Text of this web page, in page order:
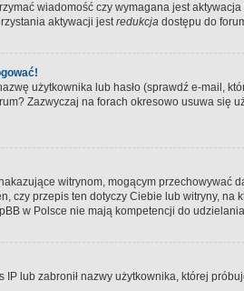
wiadomość czy wymagana jest
aktywacji jestredukcja dostępu do
użytkownika lub hasło (sprawdź e-mail,
Zazwyczaj na forach okresowo usuwa
witrynom, mogącym
czy przepis ten dotyczy Ciebie lub witryny,
w Polsce nie mają kompetencji do
IP lub zabronił nazwy użytkownika, której